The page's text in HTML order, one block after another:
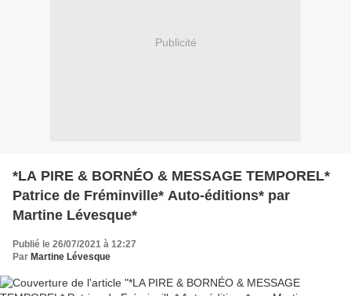
Publicité
*LA PIRE & BORNÉO & MESSAGE TEMPOREL*
Patrice de Fréminville* Auto-éditions* par
Martine Lévesque*
Publié le 26/07/2021 à 12:27
Par Martine Lévesque